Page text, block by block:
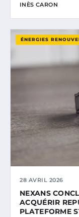
INÈS CARON
ÉNERGIES
28 AVRIL 2026
NEXANS
ACQUÉRIR
PLATEFORME